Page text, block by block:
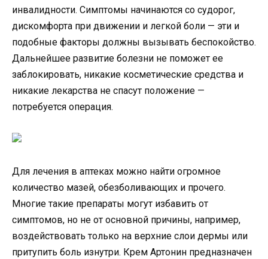
инвалидности. Симптомы начинаются со судорог,
дискомфорта при движении и легкой боли — эти и
подобные факторы должны вызывать беспокойство.
Дальнейшее развитие болезни не поможет ее
заблокировать, никакие косметические средства и
никакие лекарства не спасут положение —
потребуется операция.
Для лечения в аптеках можно найти огромное
количество мазей, обезболивающих и прочего.
Многие такие препараты могут избавить от
симптомов, но не от основной причины, например,
воздействовать только на верхние слои дермы или
притупить боль изнутри. Крем Артонин предназначен